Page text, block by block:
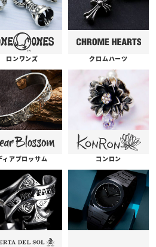
ロンワンズ クロムハーツ
ィアブロッサム コンロン